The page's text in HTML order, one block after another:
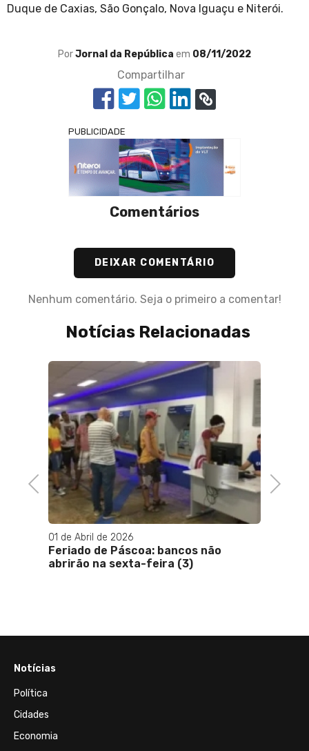
Duque de Caxias, São Gonçalo, Nova Iguaçu e Niterói.
PorJornal da República em 08/11/2022
Compartilhar
PUBLICIDADE
Comentários
DEIXAR COMENTÁRIO
Nenhum comentário. Seja o primeiro a comentar!
Notícias Relacionadas
Previous
01 de Abril de 2026
Feriado de Páscoa: bancos não
abrirão na sexta-feira (3)
Next
Notícias
Política
Cidades
Economia